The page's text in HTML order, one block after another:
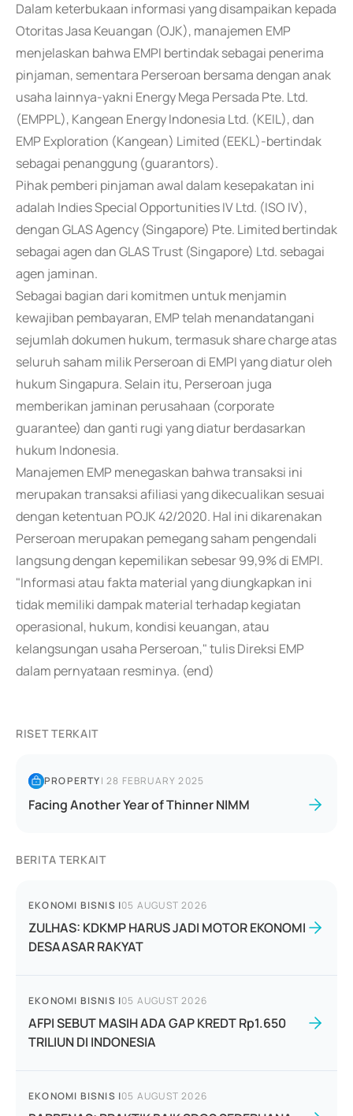
Dalam keterbukaan informasi yang disampaikan kepada
Otoritas Jasa Keuangan (OJK), manajemen EMP
menjelaskan bahwa EMPI bertindak sebagai penerima
pinjaman, sementara Perseroan bersama dengan anak
usaha lainnya-yakni Energy Mega Persada Pte. Ltd.
(EMPPL), Kangean Energy Indonesia Ltd. (KEIL), dan
EMP Exploration (Kangean) Limited (EEKL)-bertindak
sebagai penanggung (guarantors).
Pihak pemberi pinjaman awal dalam kesepakatan ini
adalah Indies Special Opportunities IV Ltd. (ISO IV),
dengan GLAS Agency (Singapore) Pte. Limited bertindak
sebagai agen dan GLAS Trust (Singapore) Ltd. sebagai
agen jaminan.
Sebagai bagian dari komitmen untuk menjamin
kewajiban pembayaran, EMP telah menandatangani
sejumlah dokumen hukum, termasuk share charge atas
seluruh saham milik Perseroan di EMPI yang diatur oleh
hukum Singapura. Selain itu, Perseroan juga
memberikan jaminan perusahaan (corporate
guarantee) dan ganti rugi yang diatur berdasarkan
hukum Indonesia.
Manajemen EMP menegaskan bahwa transaksi ini
merupakan transaksi afiliasi yang dikecualikan sesuai
dengan ketentuan POJK 42/2020. Hal ini dikarenakan
Perseroan merupakan pemegang saham pengendali
langsung dengan kepemilikan sebesar 99,9% di EMPI.
"Informasi atau fakta material yang diungkapkan ini
tidak memiliki dampak material terhadap kegiatan
operasional, hukum, kondisi keuangan, atau
kelangsungan usaha Perseroan," tulis Direksi EMP
dalam pernyataan resminya. (end)
RISET TERKAIT
PROPERTY|28 FEBRUARY 2025
Facing Another Year of Thinner NIMM
BERITA TERKAIT
EKONOMI BISNIS |05 AUGUST 2026
ZULHAS: KDKMP HARUS JADI MOTOR EKONOMI
DESAASAR RAKYAT
EKONOMI BISNIS |05 AUGUST 2026
AFPI SEBUT MASIH ADA GAP KREDT Rp1.650
TRILIUN DI INDONESIA
EKONOMI BISNIS |05 AUGUST 2026